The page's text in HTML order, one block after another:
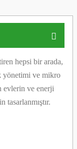
hepsi bir arada,
yönetimi ve mikro
evlerin ve enerji
tasarlanmıştır.